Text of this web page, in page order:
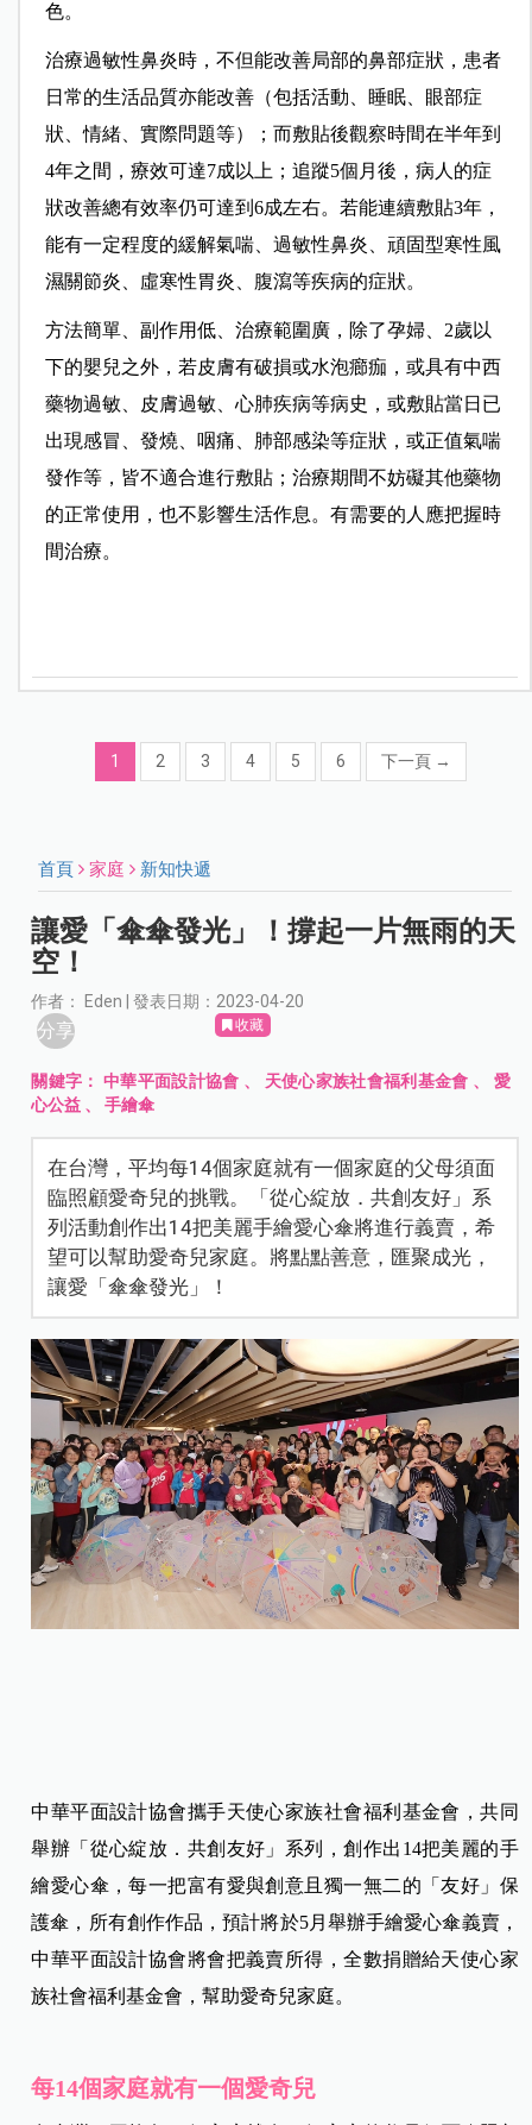
色。
治療過敏性鼻炎時，不但能改善局部的鼻部症狀，患者
日常的生活品質亦能改善（包括活動、睡眠、眼部症
狀、情緒、實際問題等）；而敷貼後觀察時間在半年到
4年之間，療效可達7成以上；追蹤5個月後，病人的症
狀改善總有效率仍可達到6成左右。若能連續敷貼3年，
能有一定程度的緩解氣喘、過敏性鼻炎、頑固型寒性風
濕關節炎、虛寒性胃炎、腹瀉等疾病的症狀。
方法簡單、副作用低、治療範圍廣，除了孕婦、2歲以
下的嬰兒之外，若皮膚有破損或水泡癤痂，或具有中西
藥物過敏、皮膚過敏、心肺疾病等病史，或敷貼當日已
出現感冒、發燒、咽痛、肺部感染等症狀，或正值氣喘
發作等，皆不適合進行敷貼；治療期間不妨礙其他藥物
的正常使用，也不影響生活作息。有需要的人應把握時
間治療。
1 2 3 4 5 6 下一頁 →
首頁 家庭 新知快遞
讓愛「傘傘發光」！撐起一片無雨的天
空！
作者： Eden | 發表日期：2023-04-20
分享 收藏
關鍵字： 中華平面設計協會 、 天使心家族社會福利基金會 、 愛
心公益 、手繪傘
在台灣，平均每14個家庭就有一個家庭的父母須面
臨照顧愛奇兒的挑戰。「從心綻放．共創友好」系
列活動創作出14把美麗手繪愛心傘將進行義賣，希
望可以幫助愛奇兒家庭。將點點善意，匯聚成光，
讓愛「傘傘發光」！
中華平面設計協會攜手天使心家族社會福利基金會，共同
舉辦「從心綻放．共創友好」系列，創作出 14把美麗的手
繪愛心傘，每一把富有愛與創意且獨一無二的「友好」保
護傘，所有創作作品，預計將於5月舉辦手繪愛心傘義賣，
中華平面設計協會將會把義賣所得，全數捐贈給天使心家
族社會福利基金會，幫助愛奇兒家庭。
每14個家庭就有一個愛奇兒